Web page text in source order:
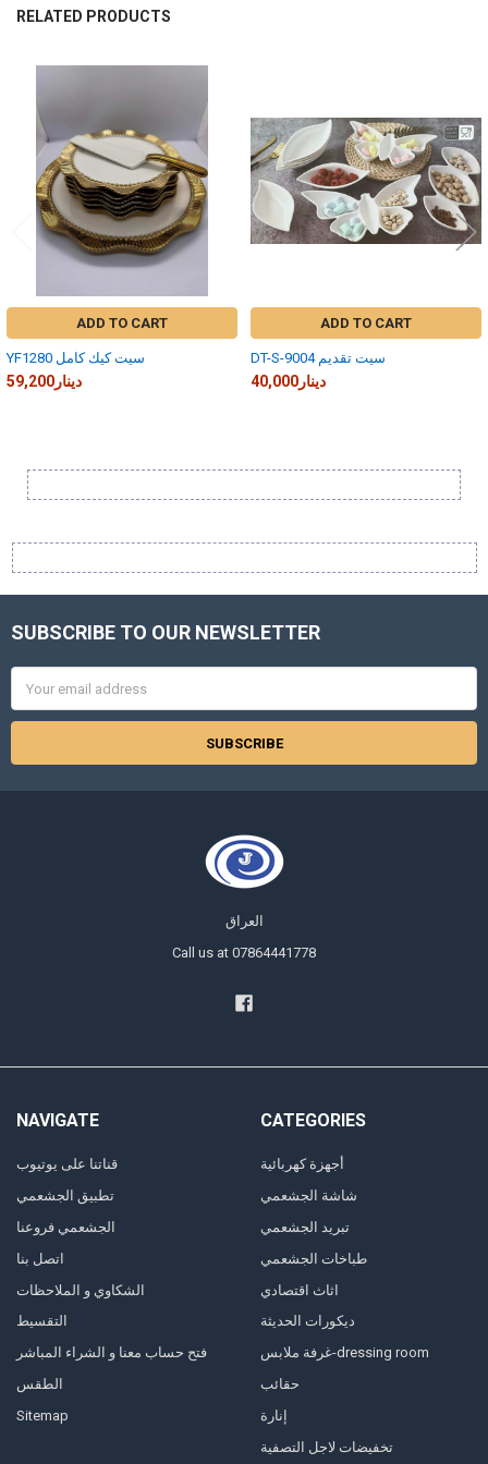
RELATED PRODUCTS
Products
ADD TO CART
YF1280 سيت كيك كامل
59,200دينار
ADD TO CART
DT-S-9004 سيت تقديم
40,000دينار
Footer
SUBSCRIBE TO OUR NEWSLETTER
Address
العراق
Call us at 07864441778
NAVIGATE
قناتنا على يوتيوب
تطبيق الجشعمي
الجشعمي فروعنا
اتصل بنا
الشكاوي و الملاحظات
التقسيط
فتح حساب معنا و الشراء المباشر
الطقس
Sitemap
CATEGORIES
أجهزة كهربائية
شاشة الجشعمي
تبريد الجشعمي
طباخات الجشعمي
اثاث اقتصادي
ديكورات الحديثة
غرفة ملابس-dressing room
حقائب
إنارة
تخفيضات لاجل التصفية